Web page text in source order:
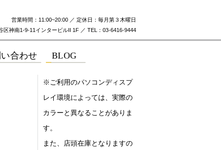
営業時間：11:00~20:00 ／ 定休日：毎月第３木曜日
区神南1-9-11インタービルII 1F ／ TEL：03-6416-9444
※ご利用のパソコンディスプ
レイ環境によっては、実際の
カラーと異なることがありま
す。
また、店頭在庫となりますの